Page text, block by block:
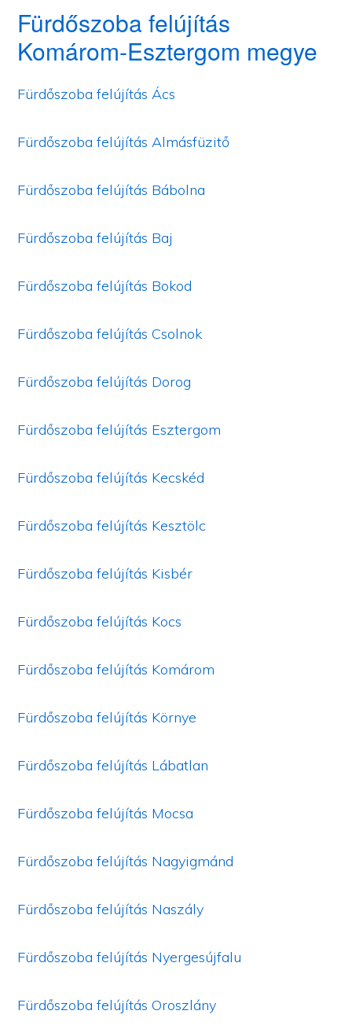
Fürdőszoba felújítás
Komárom-Esztergom megye
Fürdőszoba felújítás Ács
Fürdőszoba felújítás Almásfüzitő
Fürdőszoba felújítás Bábolna
Fürdőszoba felújítás Baj
Fürdőszoba felújítás Bokod
Fürdőszoba felújítás Csolnok
Fürdőszoba felújítás Dorog
Fürdőszoba felújítás Esztergom
Fürdőszoba felújítás Kecskéd
Fürdőszoba felújítás Kesztölc
Fürdőszoba felújítás Kisbér
Fürdőszoba felújítás Kocs
Fürdőszoba felújítás Komárom
Fürdőszoba felújítás Környe
Fürdőszoba felújítás Lábatlan
Fürdőszoba felújítás Mocsa
Fürdőszoba felújítás Nagyigmánd
Fürdőszoba felújítás Naszály
Fürdőszoba felújítás Nyergesújfalu
Fürdőszoba felújítás Oroszlány